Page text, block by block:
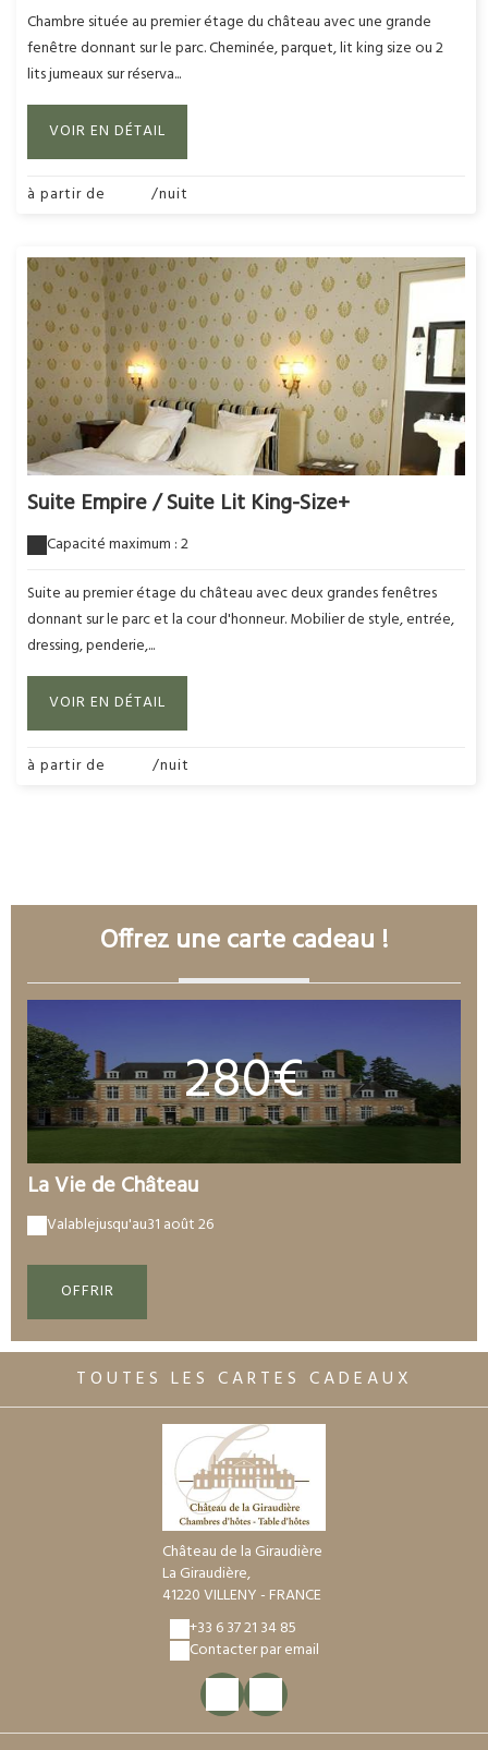
Chambre située au premier étage du château avec une grande
fenêtre donnant sur le parc. Cheminée, parquet, lit king size ou 2
lits jumeaux sur réserva...
VOIR EN DÉTAIL
à partir de /nuit
Suite Empire / Suite Lit King-Size+
Capacité maximum : 2
Suite au premier étage du château avec deux grandes fenêtres
donnant sur le parc et la cour d'honneur. Mobilier de style, entrée,
dressing, penderie,...
VOIR EN DÉTAIL
à partir de /nuit
Offrez une carte cadeau !
280€
La Vie de Château
Valablejusqu'au31 août 26
OFFRIR
TOUTES LES CARTES CADEAUX
Château de la Giraudière
La Giraudière,
41220 VILLENY - FRANCE
+33 6 37 21 34 85
Contacter par email